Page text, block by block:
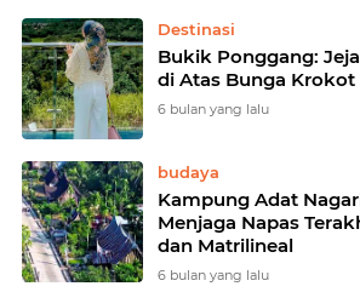
Destinasi
Bukik Ponggang:
di Atas Bunga Krokot
6 bulan yang lalu
budaya
Kampung Adat
Menjaga Napas
dan Matrilineal
6 bulan yang lalu